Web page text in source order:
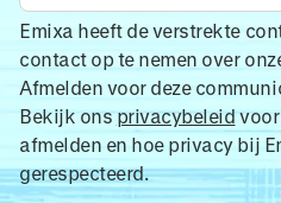
Emixa heeft de verstrekte
contact op te nemen over
Afmelden voor deze
Bekijk onsprivacybeleidvoor
afmelden en hoe privacy bij
gerespecteerd.